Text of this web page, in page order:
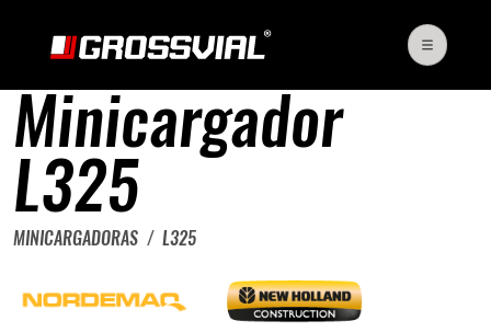
Minicargador
L325
MINICARGADORAS L325